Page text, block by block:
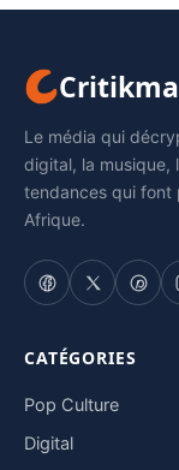
Le média qui
digital, la musique,
tendances qui font
Afrique.
CATÉGORIES
Pop Culture
Digital